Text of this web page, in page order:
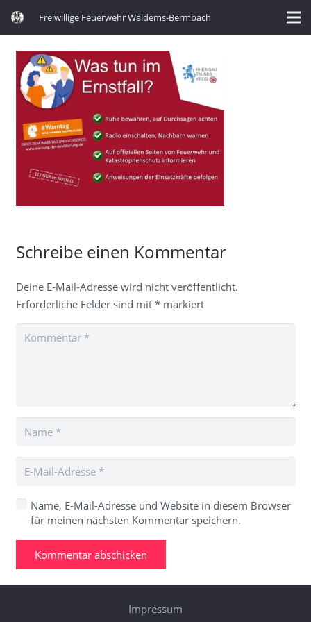
Freiwillige Feuerwehr Waldems-Bermbach
Schreibe einen Kommentar
Deine E-Mail-Adresse wird nicht veröffentlicht.
Erforderliche Felder sind mit *markiert
Name, E-Mail-Adresse und Website in diesem Browser
für meinen nächsten Kommentar speichern.
Kommentar abschicken
Impressum